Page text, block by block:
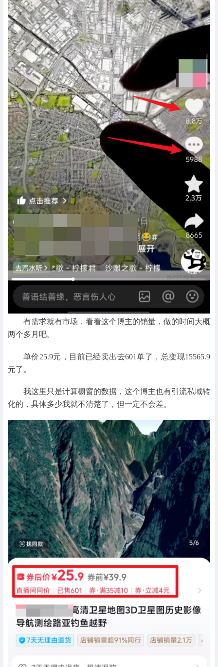
有需求就有市场，看看这个博主的销量，做的时间大概
两个多月吧。
单价25.9元，目前已经卖出去601单了，总变现15565.9
元了。
我这里只是计算橱窗的数据，这个博主也有引流私域转
化的，具体多少我就不清楚了，但一定不会差。